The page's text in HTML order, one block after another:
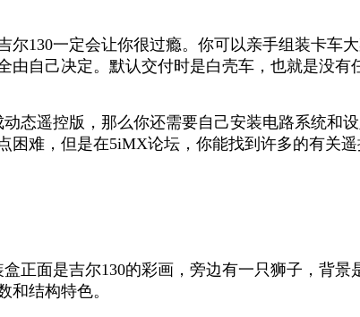
尔130一定会让你很过瘾。你可以亲手组装卡车
自己决定。默认交付时是白壳车，也就是没有
态遥控版，那么你还需要自己安装电路系统
困难，但是在5iMX论坛，你能找到许多的有关
正面是吉尔130的彩画，旁边有一只狮子，背
和结构特色。